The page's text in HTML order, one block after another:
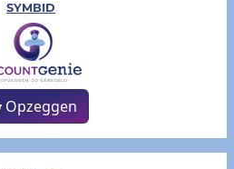
SYMBID
Opzeggen